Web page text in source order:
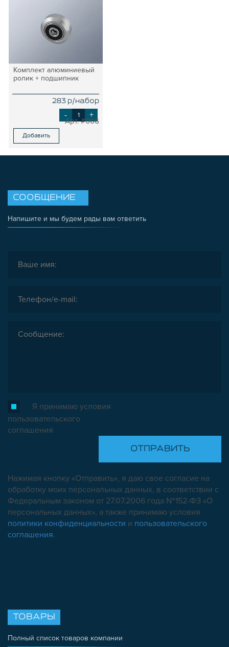
НАБОРЫ
ПЕТЛИ, РУЧКИ, ЗАМКИ, ЗАЩЕЛКИ
ОПОРЫ, ПОДВЕСЫ
МЕТРИЧЕСКИЙ КРЕПЕЖ
Комплект алюминиевый
ролик + подшипник
283 р/набор
- +
#006
Добавить
СООБЩЕНИЕ
Напишите и мы будем рады вам ответить
Я принимаю условия
пользовательского
соглашения
Нажимая кнопку «Отправить», я даю свое согласие на
обработку моих персональных данных, в соответствии с
Федеральным законом от 27.07.2006 года №152-ФЗ «О
персональных данных», а также принимаю условия
политики конфиденциальности и пользовательского
соглашения.
ТОВАРЫ
Полный список товаров компании